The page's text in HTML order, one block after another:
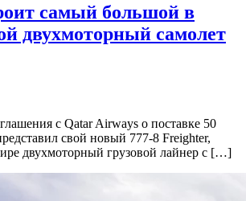
самый большой в
двухмоторный самолет
с Qatar Airways о поставке 50
свой новый 777-8 Freighter,
двухмоторный грузовой лайнер с […]